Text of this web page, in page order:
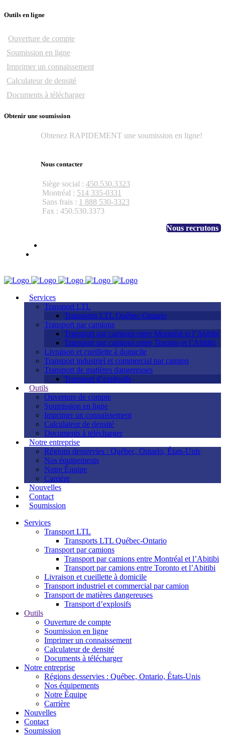
Outils en ligne
Ouverture de compte
Soumission en ligne
Imprimer un connaissement
Calculateur de densité
Documents à télécharger
Obtenir une soumission
Obtenez RAPIDEMENT une soumission en ligne!
Nous contacter
Siège social : 450.530.3323
Montréal : 514 335-0331
Sans frais : 1 888 530-3323
Fax : 450.530.3373
Nous recrutons
Services
Transport LTL
Transports LTL Québec-Ontario
Transport par camions
Transport par camions entre Montréal et l’Abitibi
Transport par camions entre Toronto et l’Abitibi
Livraison et cueillette à domicile
Transport industriel et commercial par camion
Transport de matières dangereuses
Transport d’explosifs
Outils
Ouverture de compte
Soumission en ligne
Imprimer un connaissement
Calculateur de densité
Documents à télécharger
Notre entreprise
Régions desservies : Québec, Ontario, États-Unis
Nos équipements
Notre Équipe
Carrière
Nouvelles
Contact
Soumission
Services
Transport LTL
Transports LTL Québec-Ontario
Transport par camions
Transport par camions entre Montréal et l’Abitibi
Transport par camions entre Toronto et l’Abitibi
Livraison et cueillette à domicile
Transport industriel et commercial par camion
Transport de matières dangereuses
Transport d’explosifs
Outils
Ouverture de compte
Soumission en ligne
Imprimer un connaissement
Calculateur de densité
Documents à télécharger
Notre entreprise
Régions desservies : Québec, Ontario, États-Unis
Nos équipements
Notre Équipe
Carrière
Nouvelles
Contact
Soumission